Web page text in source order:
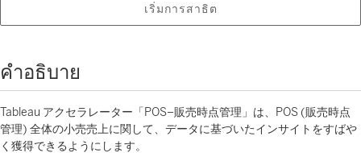
เริ่มการสาธิต
คำอธิบาย
Tableau アクセラレーター「POS–販売時点管理」は、POS (販売時点
管理) 全体の小売売上に関して、データに基づいたインサイトをすばや
く獲得できるようにします。